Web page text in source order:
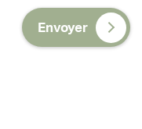
Envoyer